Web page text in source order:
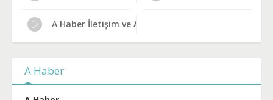
A Haber İletişim ve Adres
A Haber